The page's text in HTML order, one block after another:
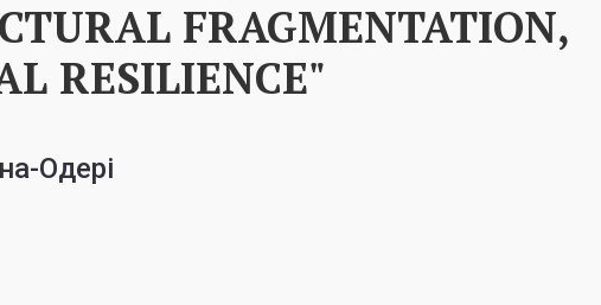
FRAGMENTATION,
RESILIENCE"
Одері